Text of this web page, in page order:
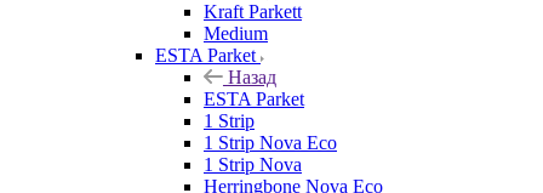
Kraft Parkett
Medium
ESTA Parket
Назад
ESTA Parket
1 Strip
1 Strip Nova Eco
1 Strip Nova
Herringbone Nova Eco